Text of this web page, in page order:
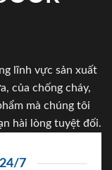
lĩnh vực sản xuất
của chống cháy,
mà chúng tôi
hài lòng tuyệt đối.
7